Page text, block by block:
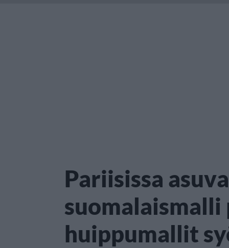
Pariisissa asuva
suomalaismalli
huippumallit